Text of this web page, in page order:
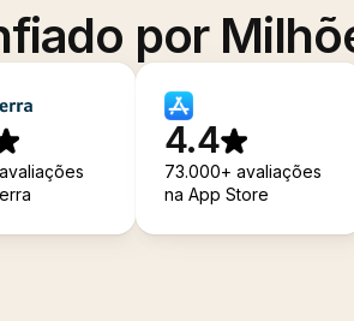
por
4.4
73.000+ avaliações
na App Store